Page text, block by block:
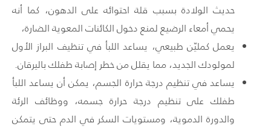
حديث الولادة بسبب قلة احتوائه على الدهون، كما أنه
يحمي أمعاء الرضيع لمنع دخول الكائنات المعوية الضارة،
يعمل كمليّن طبيعي، يساعد اللبأ في تنظيف البراز الأول
لمولودك الجديد، مما يقلل من خطر إصابة طفلك باليرقان.
يساعد في تنظيم درجة حرارة الجسم، يمكن أن يساعد اللبأ
طفلك على تنظيم درجة حرارة جسمه، ووظائف الرئة
والدورة الدموية، ومستويات السكر في الدم حتى يتمكن